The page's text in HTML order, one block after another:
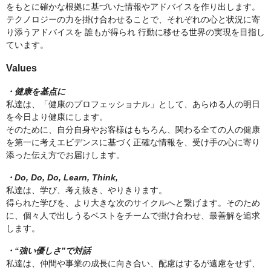
をもとに確かな根拠に基づいた情報やアドバイスを作り出します。
テクノロジーの力を掛け合わせることで、それぞれの心と状況に寄
り添うアドバイスを 誰もが得られ 行動に移せる世界の実現を目指し
ています。
Values
・健康を基点に
私達は、「健康のプロフェッショナル」として、あらゆる人の明日
を今日より健康にします。
そのために、自分自身やお客様はもちろん、関わる全ての人の健康
を第一に考えエビデンスに基づく正確な情報を、受け手の心に寄り
添った伝え方でお届けします。
・Do, Do, Do, Learn, Think,
私達は、学び、考え抜き、やりきります。
得られた学びを、より大きな次のサイクルへと繋げます。そのため
に、個々人で出しうるベストをチームで掛け合わせ、最善解を追求
します。
・“強い優しさ”で対話
私達は、仲間や事業の成長に向き合い、配慮はするが遠慮をせず、